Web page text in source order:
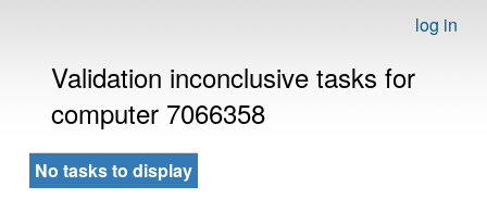
log in
Validation inconclusive tasks for
computer 7066358
No tasks to display